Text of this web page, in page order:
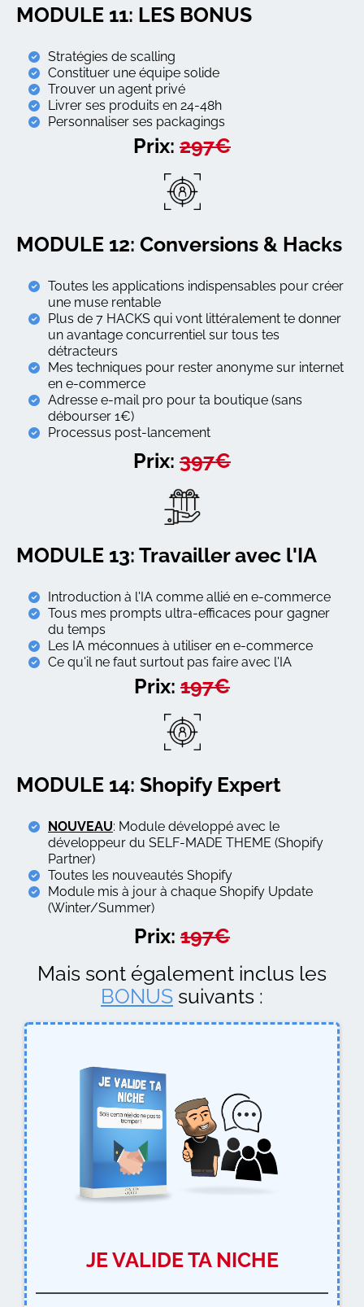
MODULE 11: LES BONUS
Stratégies de scalling
Constituer une équipe solide
Trouver un agent privé
Livrer ses produits en 24-48h
Personnaliser ses packagings
Prix: 297€
MODULE 12: Conversions & Hacks
Toutes les applications indispensables pour créer
une muse rentable
Plus de 7 HACKS qui vont littéralement te donner
un avantage concurrentiel sur tous tes
détracteurs
Mes techniques pour rester anonyme sur internet
en e-commerce
Adresse e-mail pro pour ta boutique (sans
débourser 1€)
Processus post-lancement
Prix: 397€
MODULE 13: Travailler avec l'IA
Introduction à l'IA comme allié en e-commerce
Tous mes prompts ultra-efficaces pour gagner
du temps
Les IA méconnues à utiliser en e-commerce
Ce qu'il ne faut surtout pas faire avec l'IA
Prix: 197€
MODULE 14: Shopify Expert
NOUVEAU: Module développé avec le
développeur du SELF-MADE THEME (Shopify
Partner)
Toutes les nouveautés Shopify
Module mis à jour à chaque Shopify Update
(Winter/Summer)
Prix: 197€
Mais sont également inclus les
BONUS suivants :
JE VALIDE TA NICHE